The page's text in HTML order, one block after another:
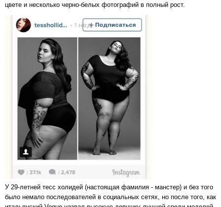
цвете и несколько черно-белых фотографий в полный рост.
У 29-летней тесс холидей (настоящая фамилия - манстер) и без того
было немало последователей в социальных сетях, но после того, как